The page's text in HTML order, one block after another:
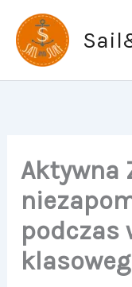
Przejdź
treści
Aktywna
podczas